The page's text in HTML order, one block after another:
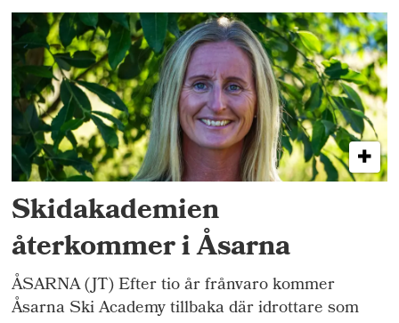
Skidakademien
återkommer i Åsarna
ÅSARNA (JT) Efter tio år frånvaro kommer
Åsarna Ski Academy tillbaka där idrottare som